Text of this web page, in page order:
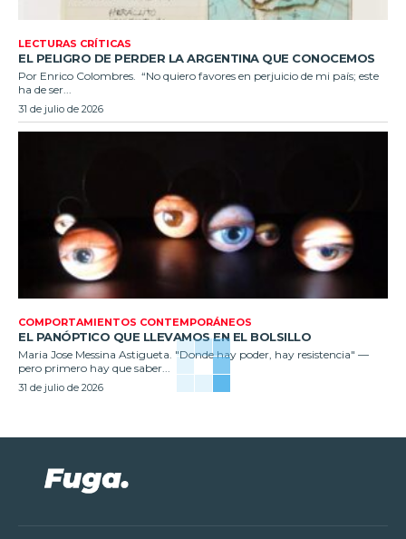
LECTURAS CRÍTICAS
EL PELIGRO DE PERDER LA ARGENTINA QUE CONOCEMOS
Por Enrico Colombres. “No quiero favores en perjuicio de mi país; este
ha de ser...
31 de julio de 2026
COMPORTAMIENTOS CONTEMPORÁNEOS
EL PANÓPTICO QUE LLEVAMOS EN EL BOLSILLO
Maria Jose Messina Astigueta. "Donde hay poder, hay resistencia" —
pero primero hay que saber...
31 de julio de 2026